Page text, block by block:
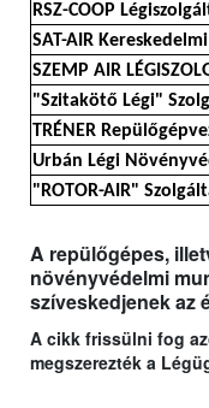
RSZ-COOP
SAT-AIR
SZEMP AIR
"Szitakötő Légi"
TRÉNER
Urbán Légi
"ROTOR-AIR"
A repülőgépes,
növényvédelmi
szíveskedjenek az
A cikk frissülni fog
megszerezték a